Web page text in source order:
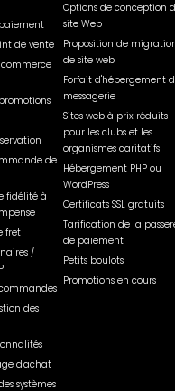
de vente
de
fidélité à
fret
/
des
d'achat
systèmes
Options de conception
site Web
Proposition de
de site web
Forfait d'hébergement
messagerie
Sites web à prix réduits
pour les clubs et les
organismes caritatifs
Hébergement PHP ou
WordPress
Certificats SSL gratuits
Tarification de la
de paiement
Petits boulots
Promotions en cours